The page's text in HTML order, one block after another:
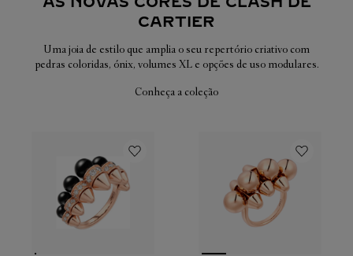
CARTIER
Uma joia de estilo que amplia o seu repertório criativo com
pedras coloridas, ónix, volumes XL e opções de uso modulares.
Conheça a coleção